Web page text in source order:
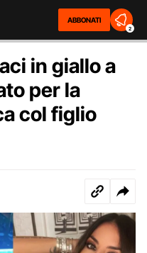
ABBONATI
2
in giallo a
per la
col figlio